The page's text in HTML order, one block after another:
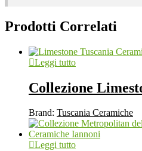
Prodotti Correlati
Leggi tutto
Collezione
Brand: Tuscania Ceramiche
Leggi tutto